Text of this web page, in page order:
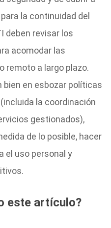
la continuidad del
deben revisar los
acomodar las
remoto a largo plazo.
bien en esbozar políticas
la coordinación
gestionados),
de lo posible, hacer
el uso personal y
este artículo?